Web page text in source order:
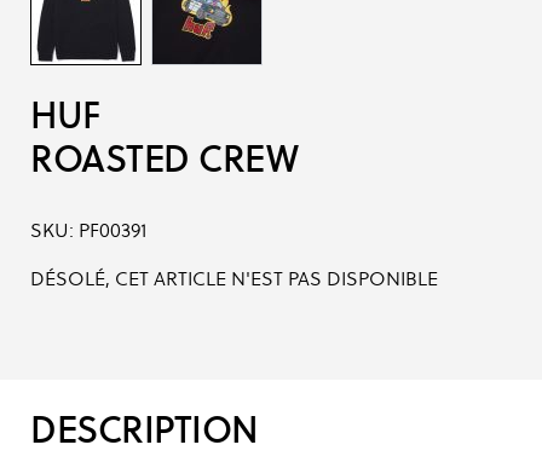
HUF
ROASTED CREW
SKU: PF00391
DÉSOLÉ, CET ARTICLE N'EST PAS DISPONIBLE
DESCRIPTION